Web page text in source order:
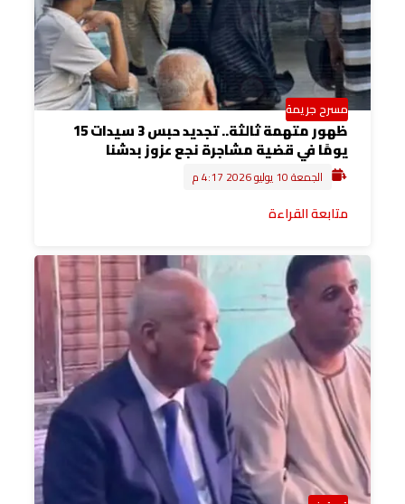
مسرح جريمة
ظهور متهمة ثالثة.. تجديد حبس 3 سيدات 15
يومًا في قضية مشاجرة نجع عزوز بدشنا
الجمعة 10 يوليو 2026 4:17 م
متابعة القراءة